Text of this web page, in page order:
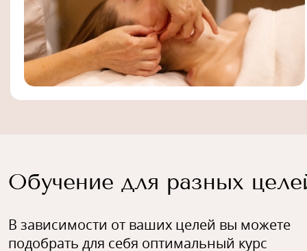
Обучение для разных
В зависимости от ваших целей вы можете
подобрать для себя оптимальный курс